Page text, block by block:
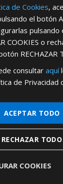
acepto laPolítica
sólo venta a tiendas
de Cookies,
el botón
pulsando
COOKIES o
RECHAZAR
consultaraquí
de Privacidad
ACEPTAR TODO
RECHAZAR TODO
COOKIES